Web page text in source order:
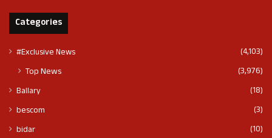
Categories
#Exclusive News (4,103)
Top News (3,976)
Ballary
(18)
bescom
(3)
bidar
(10)